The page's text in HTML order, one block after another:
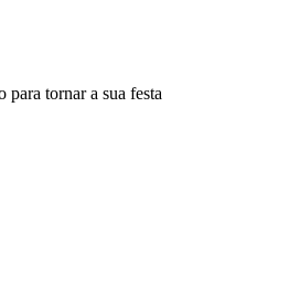
tornar a sua festa